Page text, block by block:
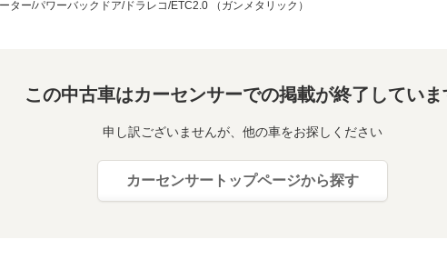
ター/パワーバックドア/ドラレコ/ETC2.0 （ガンメタリック）
この中古車はカーセンサーでの掲載が終了していま
申し訳ございませんが、他の車をお探しください
カーセンサートップページから探す